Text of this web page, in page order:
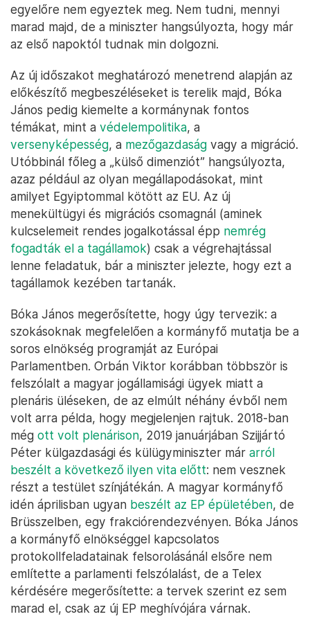
egyelőre nem egyeztek meg. Nem tudni, mennyi
marad majd, de a miniszter hangsúlyozta, hogy már
az első napoktól tudnak min dolgozni.
Az új időszakot meghatározó menetrend alapján az
előkészítő megbeszéléseket is terelik majd, Bóka
János pedig kiemelte a kormánynak fontos
témákat, mint a védelempolitika, a
versenyképesség, a mezőgazdaság vagy a migráció.
Utóbbinál főleg a „külső dimenziót” hangsúlyozta,
azaz például az olyan megállapodásokat, mint
amilyet Egyiptommal kötött az EU. Az új
menekültügyi és migrációs csomagnál (aminek
kulcselemeit rendes jogalkotással épp nemrég
fogadták el a tagállamok) csak a végrehajtással
lenne feladatuk, bár a miniszter jelezte, hogy ezt a
tagállamok kezében tartanák.
Bóka János megerősítette, hogy úgy tervezik: a
szokásoknak megfelelően a kormányfő mutatja be a
soros elnökség programját az Európai
Parlamentben. Orbán Viktor korábban többször is
felszólalt a magyar jogállamisági ügyek miatt a
plenáris üléseken, de az elmúlt néhány évből nem
volt arra példa, hogy megjelenjen rajtuk. 2018-ban
még ott volt plenárison, 2019 januárjában Szijjártó
Péter külgazdasági és külügyminiszter már arról
beszélt a következő ilyen vita előtt: nem vesznek
részt a testület színjátékán. A magyar kormányfő
idén áprilisban ugyan beszélt az EP épületében, de
Brüsszelben, egy frakciórendezvényen. Bóka János
a kormányfő elnökséggel kapcsolatos
protokollfeladatainak felsorolásánál elsőre nem
említette a parlamenti felszólalást, de a Telex
kérdésére megerősítette: a tervek szerint ez sem
marad el, csak az új EP meghívójára várnak.